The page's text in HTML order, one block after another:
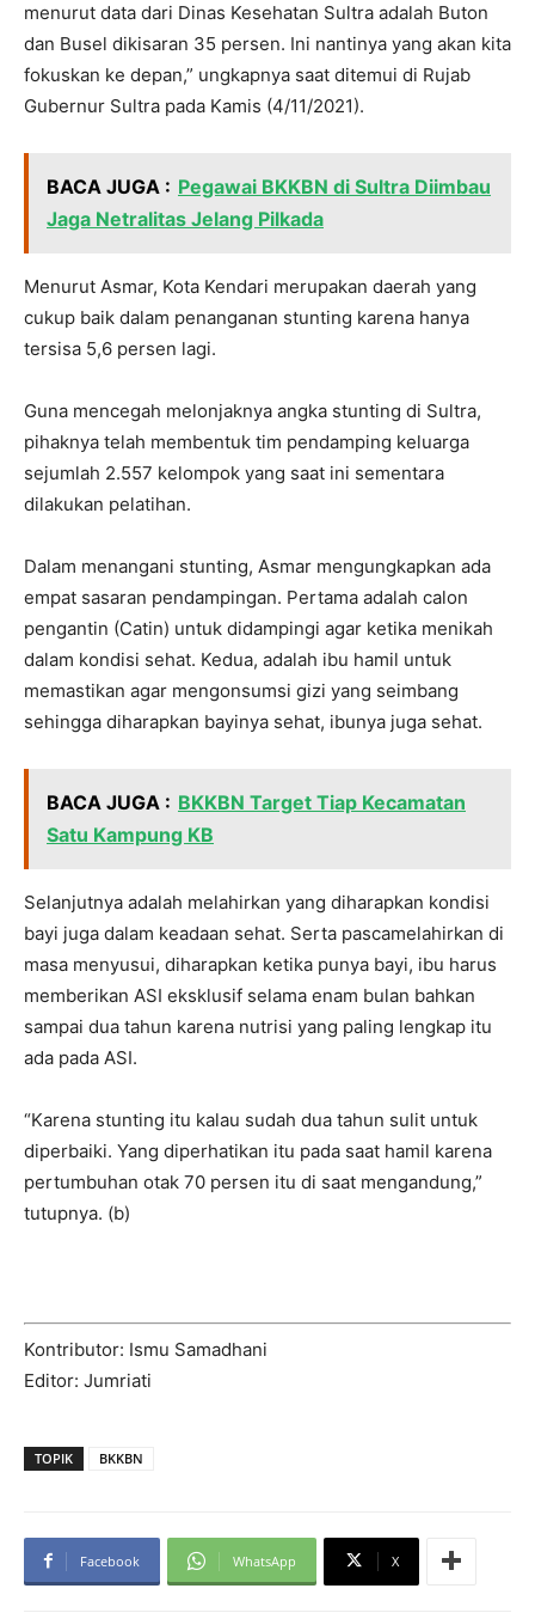
menurut data dari Dinas Kesehatan Sultra adalah Buton
dan Busel dikisaran 35 persen. Ini nantinya yang akan kita
fokuskan ke depan,” ungkapnya saat ditemui di Rujab
Gubernur Sultra pada Kamis (4/11/2021).
BACA JUGA : Pegawai BKKBN di Sultra Diimbau
Jaga Netralitas Jelang Pilkada
Menurut Asmar, Kota Kendari merupakan daerah yang
cukup baik dalam penanganan stunting karena hanya
tersisa 5,6 persen lagi.
Guna mencegah melonjaknya angka stunting di Sultra,
pihaknya telah membentuk tim pendamping keluarga
sejumlah 2.557 kelompok yang saat ini sementara
dilakukan pelatihan.
Dalam menangani stunting, Asmar mengungkapkan ada
empat sasaran pendampingan. Pertama adalah calon
pengantin (Catin) untuk didampingi agar ketika menikah
dalam kondisi sehat. Kedua, adalah ibu hamil untuk
memastikan agar mengonsumsi gizi yang seimbang
sehingga diharapkan bayinya sehat, ibunya juga sehat.
BACA JUGA : BKKBN Target Tiap Kecamatan
Satu Kampung KB
Selanjutnya adalah melahirkan yang diharapkan kondisi
bayi juga dalam keadaan sehat. Serta pascamelahirkan di
masa menyusui, diharapkan ketika punya bayi, ibu harus
memberikan ASI eksklusif selama enam bulan bahkan
sampai dua tahun karena nutrisi yang paling lengkap itu
ada pada ASI.
“Karena stunting itu kalau sudah dua tahun sulit untuk
diperbaiki. Yang diperhatikan itu pada saat hamil karena
pertumbuhan otak 70 persen itu di saat mengandung,”
tutupnya. (b)
Kontributor: Ismu Samadhani
Editor: Jumriati
TOPIK BKKBN
Facebook WhatsApp X